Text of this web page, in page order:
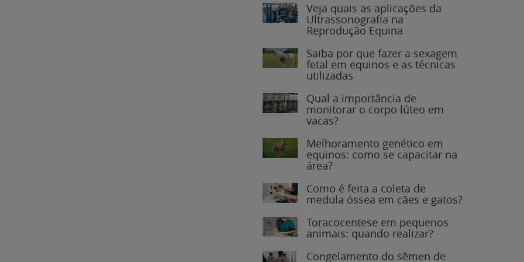
Ultrassonografia na
Reprodução Equina
Saiba por que fazer a sexagem
fetal em equinos e as técnicas
utilizadas
Qual a importância de
monitorar o corpo lúteo em
vacas?
Melhoramento genético em
equinos: como se capacitar na
área?
Como é feita a coleta de
medula óssea em cães e gatos?
Toracocentese em pequenos
animais: quando realizar?
Congelamento do sêmen de